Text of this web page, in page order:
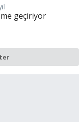
geçiriyor